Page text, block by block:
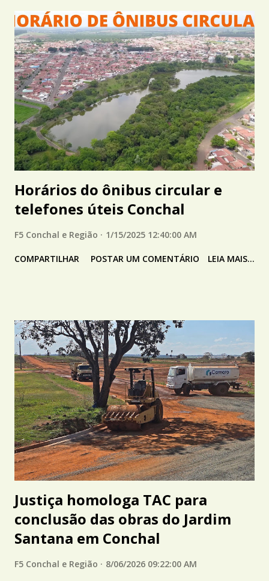
Horários do ônibus circular e
telefones úteis Conchal
F5 Conchal e Região 1/15/2025 12:40:00 AM
COMPARTILHAR POSTAR UM COMENTÁRIO LEIA MAIS...
Justiça homologa TAC para
conclusão das obras do Jardim
Santana em Conchal
F5 Conchal e Região 8/06/2026 09:22:00 AM